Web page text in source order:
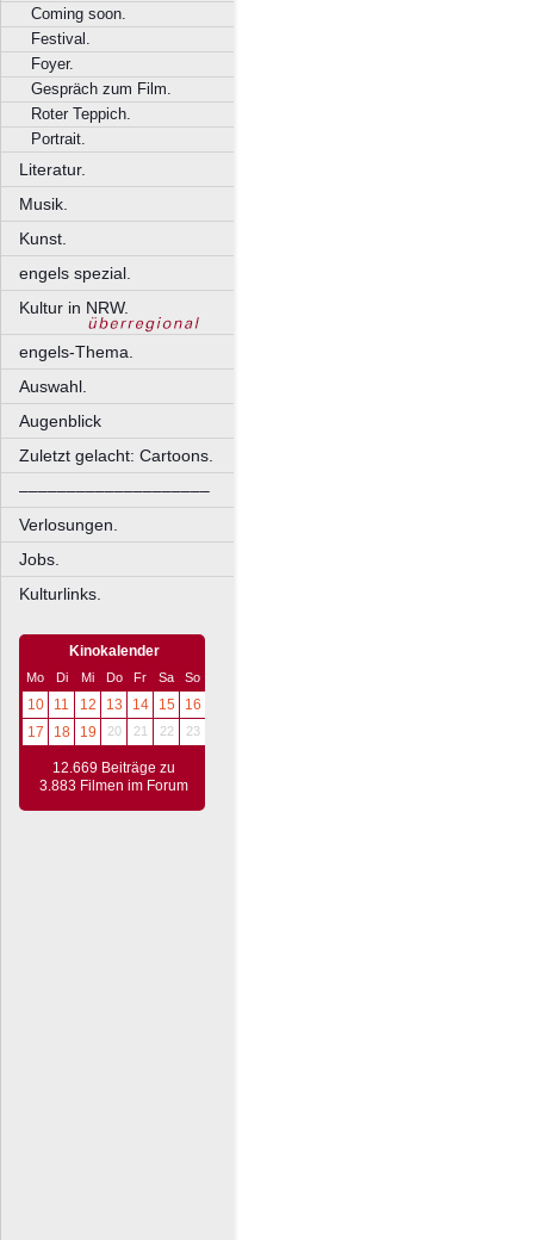
Coming soon.
Festival.
Foyer.
Gespräch zum Film.
Roter Teppich.
Portrait.
Literatur.
Musik.
Kunst.
engels spezial.
Kultur in NRW.
engels-Thema.
Auswahl.
Augenblick
Zuletzt gelacht: Cartoons.
––––––––––––––––––––
Verlosungen.
Jobs.
Kulturlinks.
Kinokalender
Mo Di Mi Do Fr Sa So
10 11 12 13 14 15
16
17
18 19 20 21 22 23
12.669 Beiträge zu
3.883 Filmen im Forum